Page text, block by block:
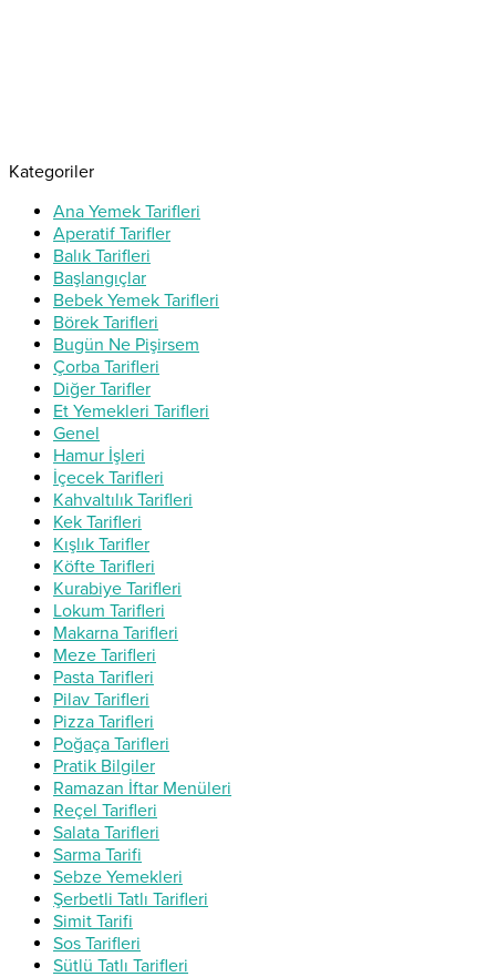
Kategoriler
Ana Yemek Tarifleri
Aperatif Tarifler
Balık Tarifleri
Başlangıçlar
Bebek Yemek Tarifleri
Börek Tarifleri
Bugün Ne Pişirsem
Çorba Tarifleri
Diğer Tarifler
Et Yemekleri Tarifleri
Genel
Hamur İşleri
İçecek Tarifleri
Kahvaltılık Tarifleri
Kek Tarifleri
Kışlık Tarifler
Köfte Tarifleri
Kurabiye Tarifleri
Lokum Tarifleri
Makarna Tarifleri
Meze Tarifleri
Pasta Tarifleri
Pilav Tarifleri
Pizza Tarifleri
Poğaça Tarifleri
Pratik Bilgiler
Ramazan İftar Menüleri
Reçel Tarifleri
Salata Tarifleri
Sarma Tarifi
Sebze Yemekleri
Şerbetli Tatlı Tarifleri
Simit Tarifi
Sos Tarifleri
Sütlü Tatlı Tarifleri